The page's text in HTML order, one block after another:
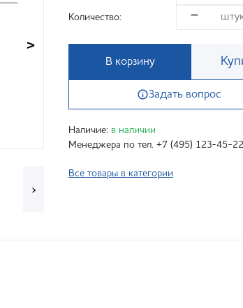
>
›
Количество:
В корзину
Задать вопрос
Наличие: в наличии
Менеджера по тел. +7 (495) 123-45-
Все товары в категории